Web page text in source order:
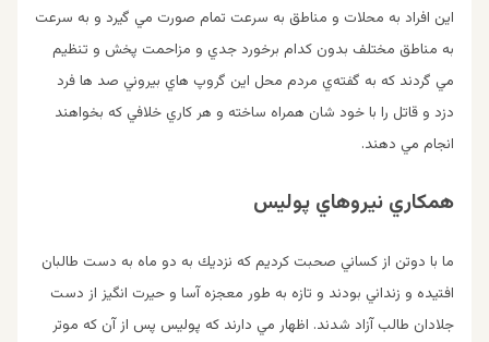
اين افراد به محلات و مناطق به سرعت تمام صورت مي گيرد و به سرعت
به مناطق مختلف بدون كدام برخورد جدي و مزاحمت پخش و تنظيم
مي گردند كه به گفته‌ي مردم محل اين گروپ هاي بيروني صد ها فرد
دزد و قاتل را با خود شان همراه ساخته و هر كاري خلافي كه بخواهند
انجام مي دهند.
همكاري نيروهاي پوليس
ما با دوتن از كساني صحبت كرديم كه نزديك به دو ماه به دست طالبان
افتيده و زنداني بودند و تازه به طور معجزه آسا و حيرت انگيز از دست
جلادان طالب آزاد شدند. اظهار مي دارند كه پوليس پس از آن كه موتر